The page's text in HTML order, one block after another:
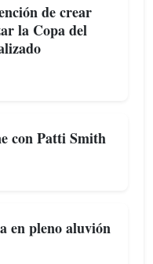
de crear
la Copa del
con Patti Smith
en pleno aluvión